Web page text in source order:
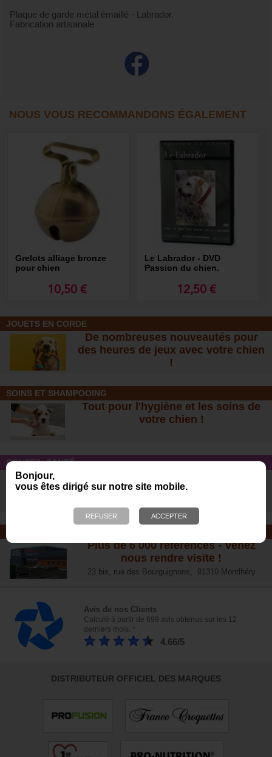
Bonjour,
vous êtes dirigé sur notre site mobile.
Plaque de garde métal émaillé - Labrador.
Fabrication artisanale
NOUS VOUS RECOMMANDONS ÉGALEMENT
Grelots alliage bronze
pour chien
10,50 €
Le Labrador - DVD
Passion du chien.
12,50 €
JOUETS EN CORDE
De nombreuses nouveautés pour
des heures de jeux avec votre chien
!
SOINS ET SHAMPOOING
Tout pour l'hygiène et les soins de
votre chien !
CONSEIL SANTÉ
traitements naturels et conseil
Plus de 6 000 références - Venez
nous rendre visite !
23 bis, rue des Bourguignons, 91310 Montlhéry
Avis de nos Clients
Calculé à partir de 699 avis obtenus sur les 12
derniers mois. *
4.66/5
DISTRIBUTEUR OFFICIEL DES MARQUES